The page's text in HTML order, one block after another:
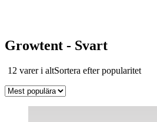
Growtent - Svart
12 varer i altSortera efter popularitet